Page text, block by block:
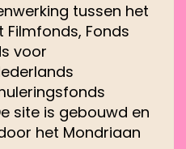
tussen het
Filmfonds, Fonds
voor
site is gebouwd en
het Mondriaan